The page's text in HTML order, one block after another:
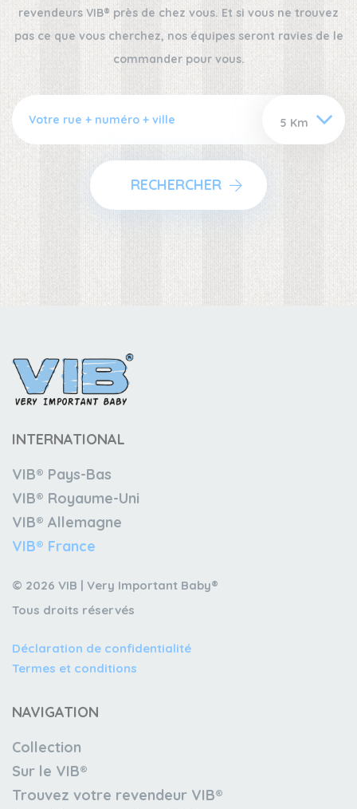
revendeurs VIB® près de chez vous. Et si vous ne trouvez
pas ce que vous cherchez, nos équipes seront ravies de le
commander pour vous.
RECHERCHER
INTERNATIONAL
VIB® Pays-Bas
VIB® Royaume-Uni
VIB® Allemagne
VIB® France
© 2026 VIB | Very Important Baby®
Tous droits réservés
Déclaration de confidentialité
Termes et conditions
NAVIGATION
Collection
Sur le VIB®
Trouvez votre revendeur VIB®